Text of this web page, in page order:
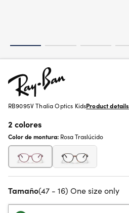
RB9095V Thalia Optics KidsProduct details
2 colores
Color de montura: Rosa Traslúcido
Tamaño(47 - 16) One size only